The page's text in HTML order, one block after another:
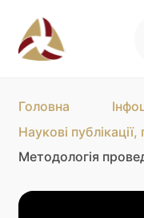
Головна
Наукові
Методологія